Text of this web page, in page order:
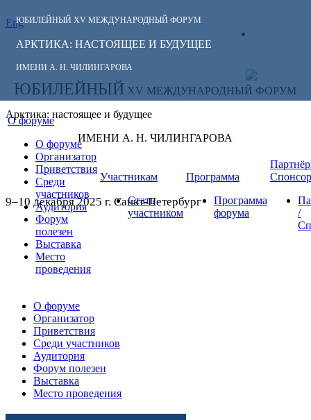
ЮБИЛЕЙНЫЙ XV МЕЖДУНАРОДНЫЙ ФОРУМ
АРКТИКА: НАСТОЯЩЕЕ И БУДУЩЕЕ
ИМЕНИ А. Н. ЧИЛИНГАРОВА
Eng
СЛЕДИТЕ ЗА
НОВОСТЯМИ
ФОРУМА:
ЮБИЛЕЙНЫЙ XV МЕЖДУНАРОДНЫЙ ФОРУМ
Арктика: настоящее и будущее
ИМЕНИ А. Н. ЧИЛИНГАРОВА
9–10 декабря 2025 г. Санкт-Петербург
О форуме
О форуме
Организатор
Приветствия
Среди
участников
Аудитория
Форум
полезен
Выставка
Место
проведения
Участникам
Стать
участником
Программа
Программа
форума
/
О форуме
Организатор
Приветствия
Среди участников
Аудитория
Форум полезен
Выставка
Место проведения